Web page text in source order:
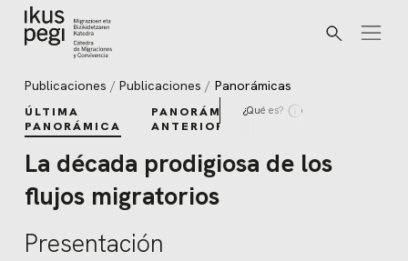
Ir directamente al contenido
Buscar
Publicaciones Publicaciones Panorámicas
ÚLTIMA
PANORÁMICA
PANORÁMICAS
ANTERIORES
¿Qué es?
La década prodigiosa de los
flujos migratorios
Presentación